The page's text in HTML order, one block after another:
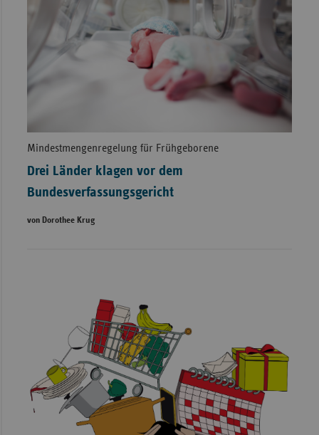
Mindestmengenregelung für Frühgeborene
Drei Länder klagen vor dem
Bundesverfassungsgericht
von Dorothee Krug